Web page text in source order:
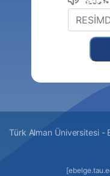
Türk Alman Üniversitesi -